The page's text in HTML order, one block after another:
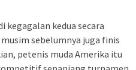
kegagalan kedua secara
sebelumnya juga finis
petenis muda Amerika itu